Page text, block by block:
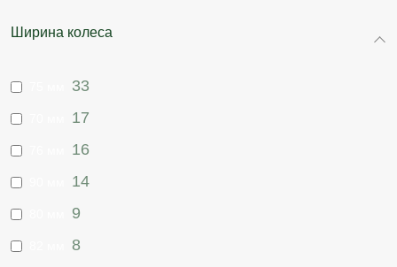
Ширина колеса
33
17
16
14
9
8